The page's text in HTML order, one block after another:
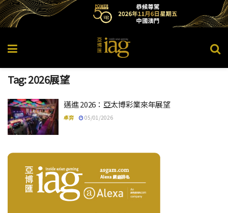
Tag:2026展望
邁進 2026：亞太博彩業來年展望
卓弈 05/01/2026